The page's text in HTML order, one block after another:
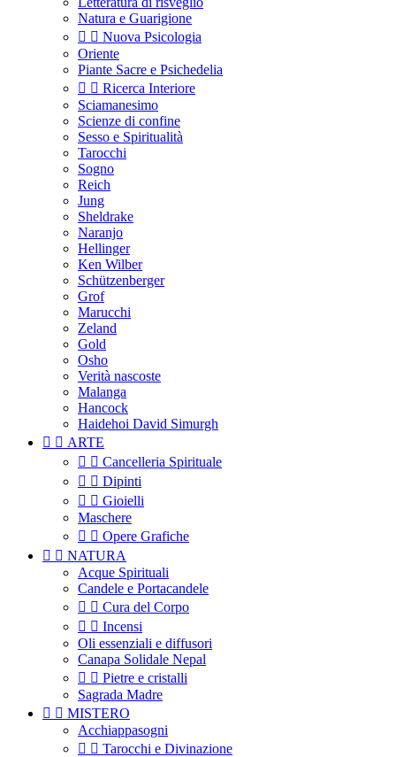
Natura e Guarigione
  Nuova Psicologia
Oriente
Piante Sacre e Psichedelia
  Ricerca Interiore
Sciamanesimo
Scienze di confine
Sesso e Spiritualità
Tarocchi
Sogno
Reich
Jung
Sheldrake
Naranjo
Hellinger
Ken Wilber
Schützenberger
Grof
Marucchi
Zeland
Gold
Osho
Verità nascoste
Malanga
Hancock
Haidehoi David Simurgh
  ARTE
  Cancelleria Spirituale
  Dipinti
  Gioielli
Maschere
  Opere Grafiche
  NATURA
Acque Spirituali
Candele e Portacandele
  Cura del Corpo
  Incensi
Oli essenziali e diffusori
Canapa Solidale Nepal
  Pietre e cristalli
Sagrada Madre
  MISTERO
Acchiappasogni
  Tarocchi e Divinazione